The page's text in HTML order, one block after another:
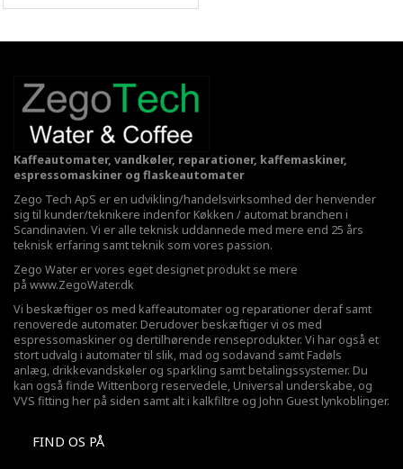
Kaffeautomater, vandkøler, reparationer, kaffemaskiner,
espressomaskiner og flaskeautomater
Zego Tech ApS er en udvikling/handelsvirksomhed der henvender
sig til kunder/teknikere indenfor Køkken / automat branchen i
Scandinavien. Vi er alle teknisk uddannede med mere end 25 års
teknisk erfaring samt teknik som vores passion.
Zego Water er vores eget designet produkt se mere
på www.ZegoWater.dk
Vi beskæftiger os med kaffeautomater og reparationer deraf samt
renoverede automater. Derudover beskæftiger vi os med
espressomaskiner og dertilhørende renseprodukter. Vi har også et
stort udvalg i automater til slik, mad og sodavand samt Fadøls
anlæg, drikkevandskøler og sparkling samt betalingssystemer. Du
kan også finde Wittenborg reservedele, Universal underskabe, og
VVS fitting her på siden samt alt i kalkfiltre og John Guest lynkoblinger.
FIND OS PÅ